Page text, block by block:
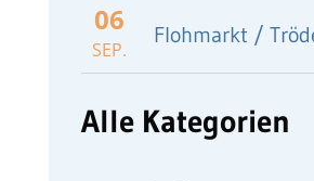
06
SEP.
Flohmarkt /
Alle Kategorien